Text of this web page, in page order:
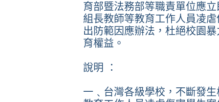
育部暨法務部等職責單位應
組長教師等教育工作人員凌
出防範因應辦法，杜絕校園
育權益。
說明 ：
一﹑台灣各級學校，不斷發